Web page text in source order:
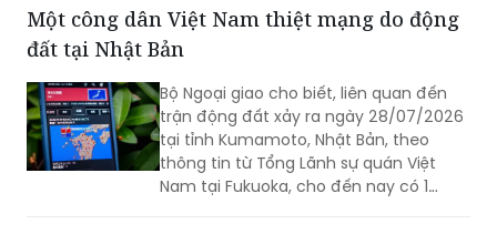
Một công dân Việt Nam thiệt mạng do động
đất tại Nhật Bản
Bộ Ngoại giao cho biết, liên quan đến
trận động đất xảy ra ngày 28/07/2026
tại tỉnh Kumamoto, Nhật Bản, theo
thông tin từ Tổng Lãnh sự quán Việt
Nam tại Fukuoka, cho đến nay có 1